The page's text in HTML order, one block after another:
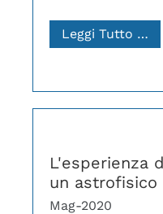
Leggi Tutto …
L'esperienza
un astrofisico
Mag-2020